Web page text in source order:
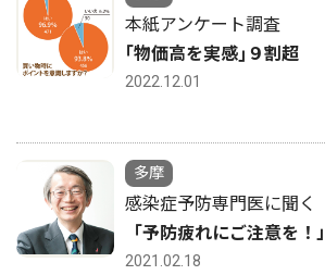
本紙アンケート調査
｢物価高を実感｣９割超
2022.12.01
多摩
感染症予防専門医に聞く
「予防疲れにご注意を！」
2021.02.18